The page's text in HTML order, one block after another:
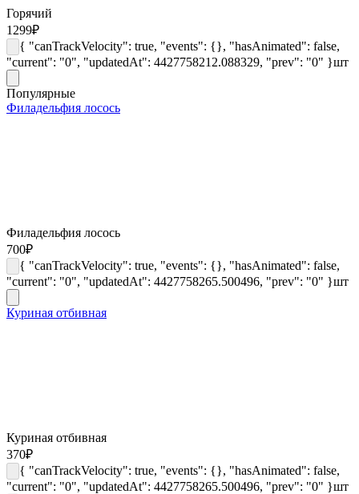
Горячий
1299₽
{ "canTrackVelocity": true, "events": {}, "hasAnimated": false,
"current": "0", "updatedAt": 4427758212.088329, "prev": "0" }шт
Популярные
Филадельфия лосось
Филадельфия лосось
700₽
{ "canTrackVelocity": true, "events": {}, "hasAnimated": false,
"current": "0", "updatedAt": 4427758265.500496, "prev": "0" }шт
Куриная отбивная
Куриная отбивная
370₽
{ "canTrackVelocity": true, "events": {}, "hasAnimated": false,
"current": "0", "updatedAt": 4427758265.500496, "prev": "0" }шт